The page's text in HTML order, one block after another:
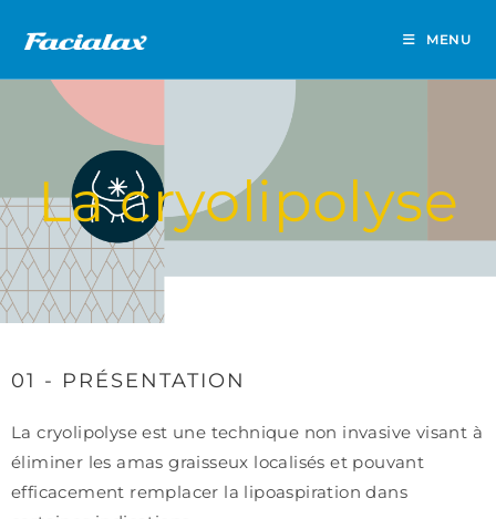
MENU
La cryolipolyse
01 - PRÉSENTATION
La cryolipolyse est une technique non invasive visant à
éliminer les amas graisseux localisés et pouvant
efficacement remplacer la lipoaspiration dans